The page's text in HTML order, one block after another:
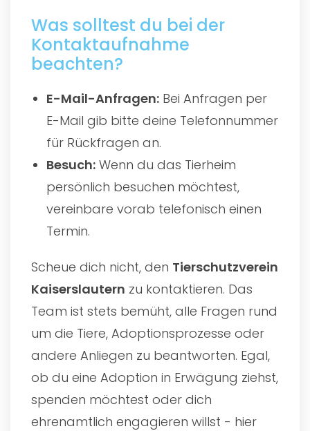
Was solltest du bei der
Kontaktaufnahme
beachten?
E-Mail-Anfragen: Bei Anfragen per
E-Mail gib bitte deine Telefonnummer
für Rückfragen an.
Besuch: Wenn du das Tierheim
persönlich besuchen möchtest,
vereinbare vorab telefonisch einen
Termin.
Scheue dich nicht, den Tierschutzverein
Kaiserslautern zu kontaktieren. Das
Team ist stets bemüht, alle Fragen rund
um die Tiere, Adoptionsprozesse oder
andere Anliegen zu beantworten. Egal,
ob du eine Adoption in Erwägung ziehst,
spenden möchtest oder dich
ehrenamtlich engagieren willst - hier